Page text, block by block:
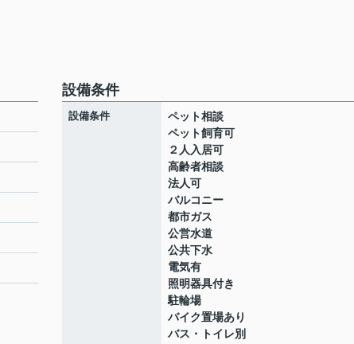
設備条件
設備条件
ペット相談
ペット飼育可
２人入居可
高齢者相談
法人可
バルコニー
都市ガス
公営水道
公共下水
電気有
照明器具付き
駐輪場
バイク置場あり
バス・トイレ別